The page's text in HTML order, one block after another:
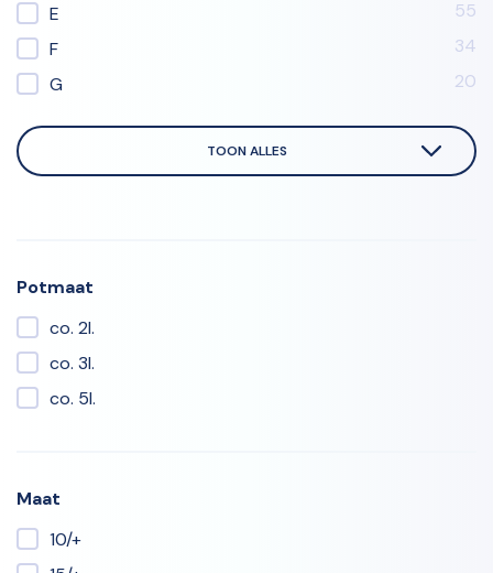
E
55
F
34
G
20
TOON ALLES
Potmaat
co. 2l.
co. 3l.
co. 5l.
Maat
10/+